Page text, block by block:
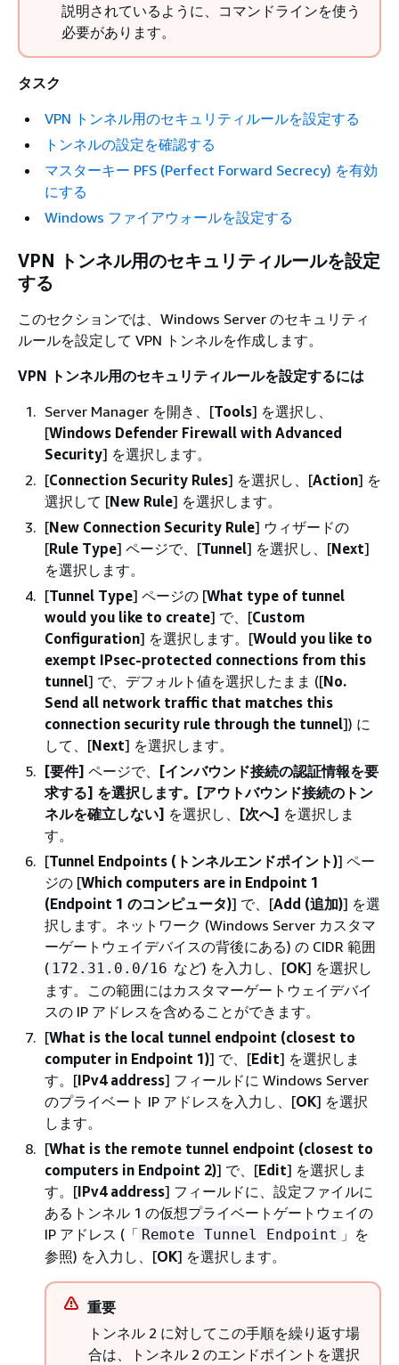
説明されているように、コマンドラインを使う
必要があります。
タスク
VPN トンネル用のセキュリティルールを設定する
トンネルの設定を確認する
マスターキー PFS (Perfect Forward Secrecy) を有効
にする
Windows ファイアウォールを設定する
VPN トンネル用のセキュリティルールを設定
する
このセクションでは、Windows Server のセキュリティ
ルールを設定して VPN トンネルを作成します。
VPN トンネル用のセキュリティルールを設定するには
Server Manager を開き、[Tools] を選択し、
[Windows Defender Firewall with Advanced
Security] を選択します。
[Connection Security Rules] を選択し、[Action] を
選択して [New Rule] を選択します。
[New Connection Security Rule] ウィザードの
[Rule Type] ページで、[Tunnel] を選択し、[Next]
を選択します。
[Tunnel Type] ページの [What type of tunnel
would you like to create] で、[Custom
Configuration] を選択します。[Would you like to
exempt IPsec-protected connections from this
tunnel] で、デフォルト値を選択したまま ([No.
Send all network traffic that matches this
connection security rule through the tunnel]) に
して、[Next] を選択します。
[要件] ページで、 [インバウンド接続の認証情報を要
求する] を選択します。[アウトバウンド接続のトン
ネルを確立しない] を選択し、 [次へ] を選択しま
す。
[Tunnel Endpoints (トンネルエンドポイント)] ペー
ジの [Which computers are in Endpoint 1
(Endpoint 1 のコンピュータ)] で、[Add (追加)] を選
択します。ネットワーク (Windows Server カスタマ
ーゲートウェイデバイスの背後にある) の CIDR 範囲
( 172.31.0.0/16 など) を入力し、[OK] を選択し
ます。この範囲にはカスタマーゲートウェイデバイ
スの IP アドレスを含めることができます。
[What is the local tunnel endpoint (closest to
computer in Endpoint 1)] で、[Edit] を選択しま
す。[IPv4 address] フィールドに Windows Server
のプライベート IP アドレスを入力し、[OK] を選択
します。
[What is the remote tunnel endpoint (closest to
computers in Endpoint 2)] で、[Edit] を選択しま
す。[IPv4 address] フィールドに、設定ファイルに
あるトンネル 1 の仮想プライベートゲートウェイの
IP アドレス (「 Remote Tunnel Endpoint 」を
参照) を入力し、[OK] を選択します。
重要
トンネル 2 に対してこの手順を繰り返す場
合は、トンネル 2 のエンドポイントを選択